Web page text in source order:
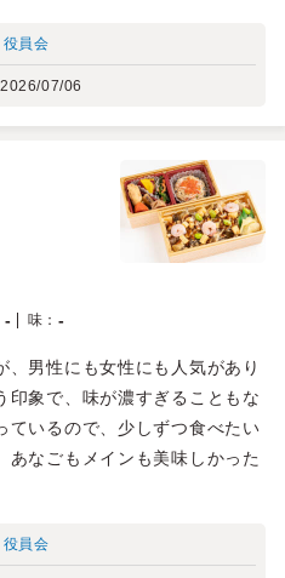
役員会
2026/07/06
- 味 ： -
、男性にも女性にも人気があり
印象で、味が濃すぎることもな
ているので、少しずつ食べたい
あなごもメインも美味しかった
役員会